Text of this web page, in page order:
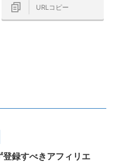
URLコピー
登録すべきアフィリエ